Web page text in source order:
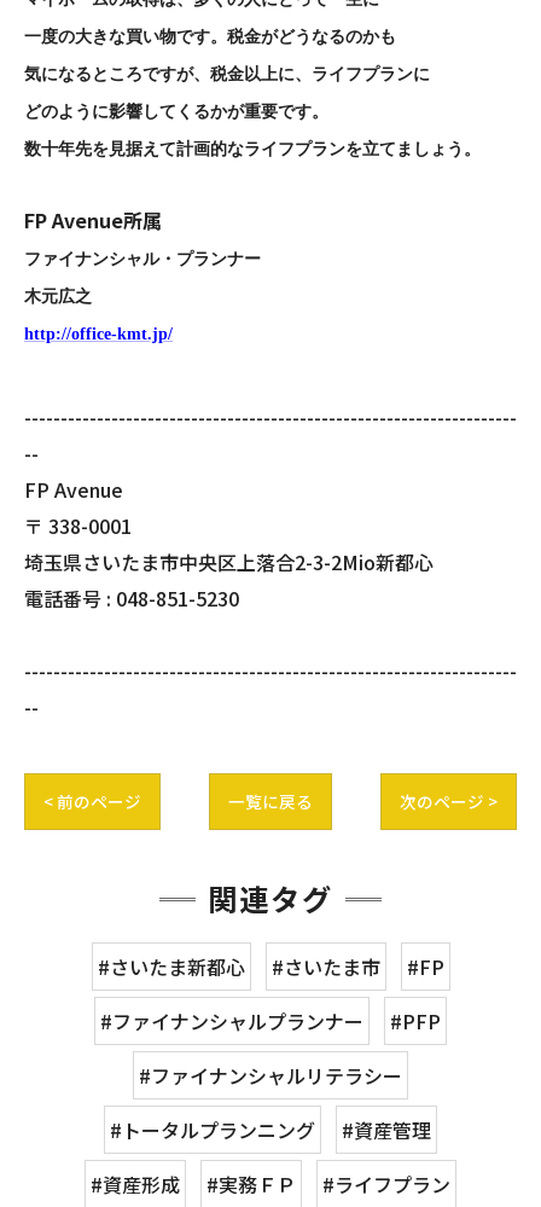
一度の大きな買い物です。税金がどうなるのかも
気になるところですが、税金以上に、ライフプランに
どのように影響してくるかが重要です。
数十年先を見据えて計画的なライフプランを立てましょう。
FP Avenue所属
ファイナンシャル・プランナー
木元広之
http://office-kmt.jp/
--------------------------------------------------------------------
--
FP Avenue
〒 338-0001
埼玉県さいたま市中央区上落合2-3-2Mio新都心
電話番号 : 048-851-5230
--------------------------------------------------------------------
--
< 前のページ 一覧に戻る 次のページ >
関連タグ
#さいたま新都心 #さいたま市
#FP
#ファイナンシャルプランナー
#PFP
#ファイナンシャルリテラシー
#トータルプランニング
#資産管理
#資産形成
#実務ＦＰ
#ライフプラン